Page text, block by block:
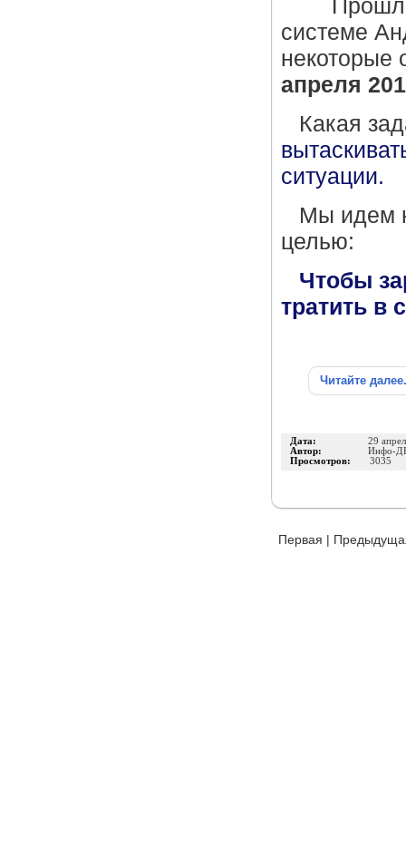
системе
некоторые
апреля
Какая
ситуации.
Мы идем
целью:
Чтобы
тратить в
Читайте
Дата: 29
Автор: Инфо-
Просмотров: 3035
Первая |